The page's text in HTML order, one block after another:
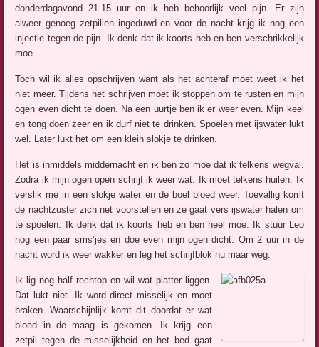
donderdagavond 21.15 uur en ik heb behoorlijk veel pijn. Er zijn
alweer genoeg zetpillen ingeduwd en voor de nacht krijg ik nog een
injectie tegen de pijn. Ik denk dat ik koorts heb en ben verschrikkelijk
moe.
Toch wil ik alles opschrijven want als het achteraf moet weet ik het
niet meer. Tijdens het schrijven moet ik stoppen om te rusten en mijn
ogen even dicht te doen. Na een uurtje ben ik er weer even. Mijn keel
en tong doen zeer en ik durf niet te drinken. Spoelen met ijswater lukt
wel. Later lukt het om een klein slokje te drinken.
Het is inmiddels middernacht en ik ben zo moe dat ik telkens wegval.
Zodra ik mijn ogen open schrijf ik weer wat. Ik moet telkens huilen. Ik
verslik me in een slokje water en de boel bloed weer. Toevallig komt
de nachtzuster zich net voorstellen en ze gaat vers ijswater halen om
te spoelen. Ik denk dat ik koorts heb en ben heel moe. Ik stuur Leo
nog een paar sms’jes en doe even mijn ogen dicht. Om 2 uur in de
nacht word ik weer wakker en leg het schrijfblok nu maar weg.
Ik lig nog half rechtop en wil wat platter liggen.
Dat lukt niet. Ik word direct misselijk en moet
braken. Waarschijnlijk komt dit doordat er wat
bloed in de maag is gekomen. Ik krijg een
zetpil tegen de misselijkheid en het bed gaat